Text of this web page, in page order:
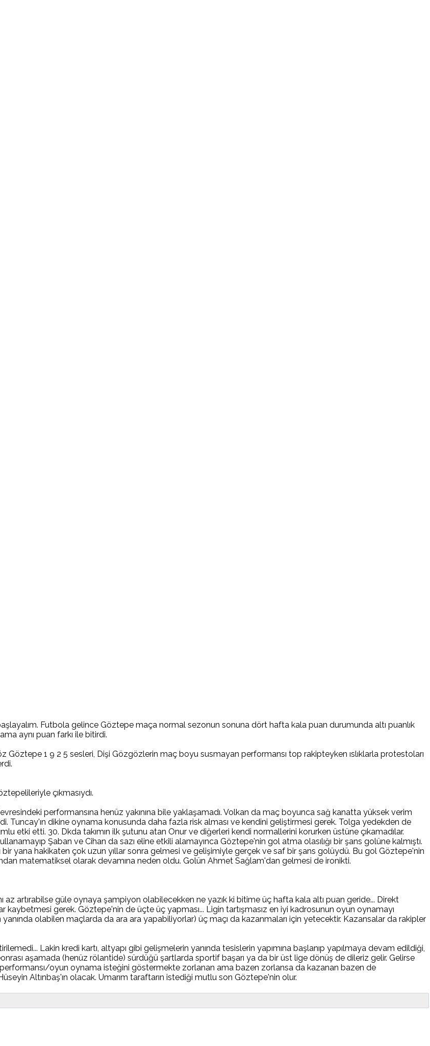
Futbola gelince Göztepe maça normal sezonun sonuna dört hafta kala puan durumunda altı puanlık
aynı puan farkı ile bitirdi.
Göztepe 1 9 2 5 sesleri, Dişi Gözgözlerin maç boyu susmayan performansı top rakipteyken ıslıklarla protestoları
çıkmasıydı.
performansına henüz yakınına bile yaklaşamadı. Volkan da maç boyunca sağ kanatta yüksek verim
Tuncay'ın dikine oynama konusunda daha fazla risk alması ve kendini geliştirmesi gerek. Tolga yedekden de
etki etti. 30. Dkda takımın ilk şutunu atan Onur ve diğerleri kendi normallerini korurken üstüne çıkamadılar.
Şaban ve Cihan da sazı eline etkili alamayınca Göztepe'nin gol atma olasılığı bir şans golüne kalmıştı.
bir yana hakikaten çok uzun yıllar sonra gelmesi ve gelişimiyle gerçek ve saf bir şans golüydü. Bu gol Göztepe'nin
matematiksel olarak devamına neden oldu. Golün Ahmet Sağlam'dan gelmesi de ironikti.
artırabilse güle oynaya şampiyon olabilecekken ne yazık ki bitime üç hafta kala altı puan geride... Direkt
kaybetmesi gerek. Göztepe'nin de üçte üç yapması... Ligin tartışmasız en iyi kadrosunun oyun oynamayı
olabilen maçlarda da ara ara yapabiliyorlar) üç maçı da kazanmaları için yetecektir. Kazansalar da rakipler
Lakin kredi kartı, altyapı gibi gelişmelerin yanında tesislerin yapımına başlanıp yapılmaya devam edildiği,
aşamada (henüz rölantide) sürdüğü şartlarda sportif başarı ya da bir üst lige dönüş de dileriz gelir. Gelirse
oyun oynama isteğini göstermekte zorlanan ama bazen zorlansa da kazanan bazen de
Altınbaş'ın olacak. Umarım taraftarın istediği mutlu son Göztepe'nin olur.